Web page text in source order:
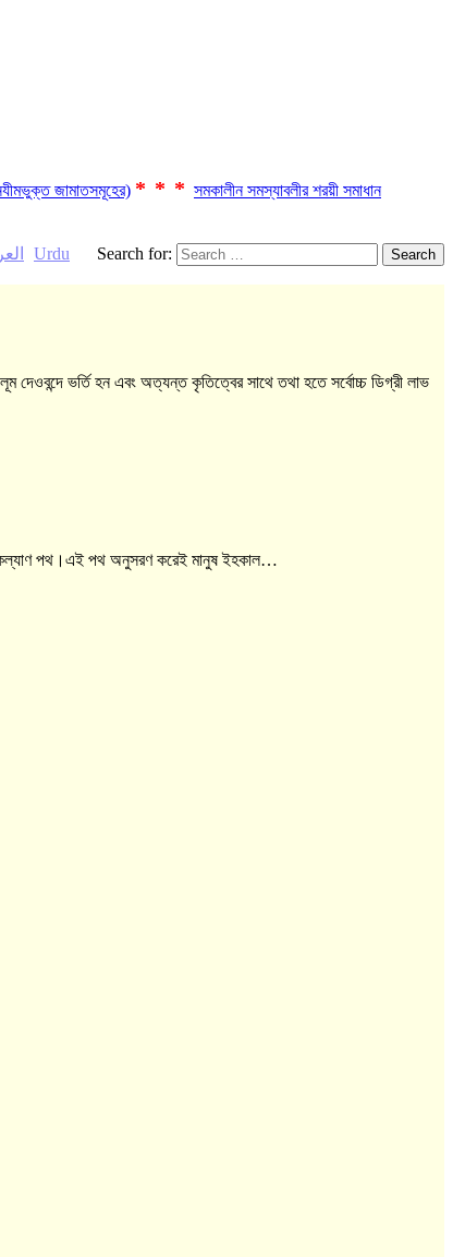
জামাতসমূহের) *** সমকালীন সমস্যাবলীর শরয়ী সমাধান
Search for:
Urdu
দেওবন্দে ভর্তি হন এবং অত্যন্ত কৃতিত্বের সাথে তথা হতে সর্বোচ্চ ডিগ্রী লাভ
কল্যাণ পথ।এই পথ অনুসরণ করেই মানুষ ইহকাল…